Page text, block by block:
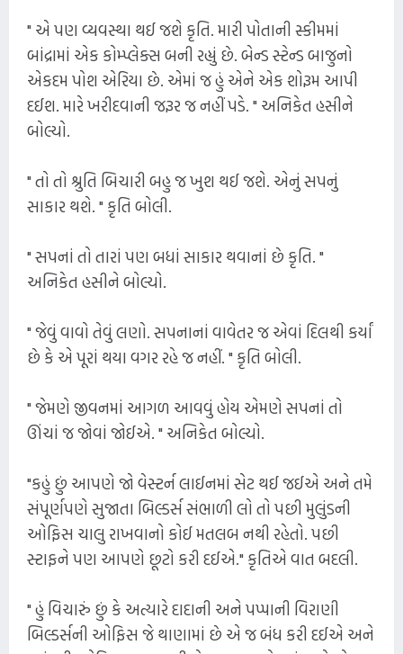
" એ પણ વ્યવસ્થા થઈ જશે કૃતિ. મારી પોતાની સ્કીમમાં
બાંદ્રામાં એક કોમ્પ્લેક્સ બની રહ્યું છે. બેન્ડ સ્ટેન્ડ બાજુનો
એકદમ પોશ એરિયા છે. એમાં જ હું એને એક શોરૂમ આપી
દઈશ. મારે ખરીદવાની જરૂર જ નહીં પડે. " અનિકેત હસીને
બોલ્યો.
" તો તો શ્રુતિ બિચારી બહુ જ ખુશ થઈ જશે. એનું સપનું
સાકાર થશે. " કૃતિ બોલી.
" સપનાં તો તારાં પણ બધાં સાકાર થવાનાં છે કૃતિ. "
અનિકેત હસીને બોલ્યો.
" જેવું વાવો તેવું લણો. સપનાનાં વાવેતર જ એવાં દિલથી કર્યાં
છે કે એ પૂરાં થયા વગર રહે જ નહીં. " કૃતિ બોલી.
" જેમણે જીવનમાં આગળ આવવું હોય એમણે સપનાં તો
ઊંચાં જ જોવાં જોઈએ. " અનિકેત બોલ્યો.
"કહું છું આપણે જો વેસ્ટર્ન લાઈનમાં સેટ થઈ જઈએ અને તમે
સંપૂર્ણપણે સુજાતા બિલ્ડર્સ સંભાળી લો તો પછી મુલુંડની
ઓફિસ ચાલુ રાખવાનો કોઈ મતલબ નથી રહેતો. પછી
સ્ટાફને પણ આપણે છૂટો કરી દઈએ." કૃતિએ વાત બદલી.
" હું વિચારું છું કે અત્યારે દાદાની અને પપ્પાની વિરાણી
બિલ્ડર્સની ઓફિસ જે થાણામાં છે એ જ બંધ કરી દઈએ અને